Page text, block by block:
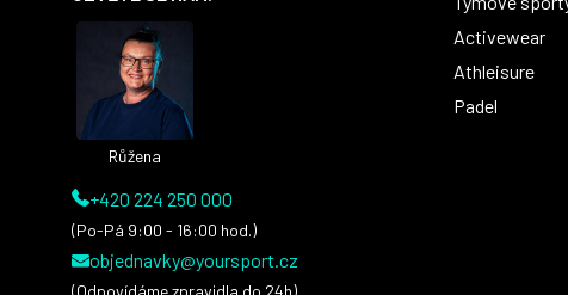
Růžena
+420 224 250 000
(Po-Pá 9:00 - 16:00 hod.)
objednavky@yoursport.cz
(Odpovídáme zpravidla do 24h)
Activewear
Athleisure
Padel